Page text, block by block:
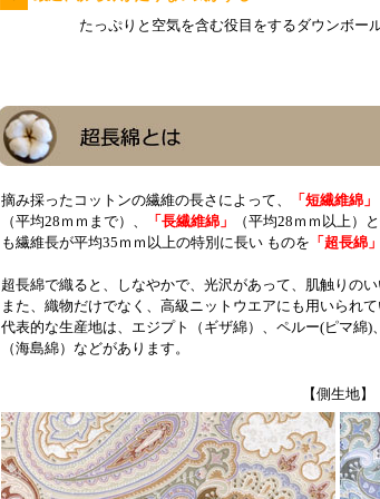
たっぷりと空気を含む役目をするダウンボー
摘み採ったコットンの繊維の長さによって、 「短繊維綿」
（平均28ｍｍまで）、
「長繊維綿」
（平均28ｍｍ以上）
も繊維長が平均35ｍｍ以上の特別に長い ものを 「超長綿」
超長綿で織ると、しなやかで、光沢があって、肌触りのい
また、織物だけでなく、高級ニットウエアにも用いられて
代表的な生産地は、エジプト（ギザ綿）、ペルー(ピマ綿
（海島綿）などがあります。
【側生地】